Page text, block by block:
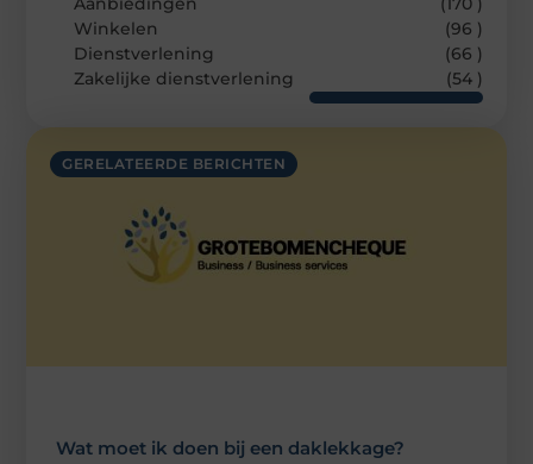
GERELATEERDE BERICHTEN
Wat moet ik doen bij een daklekkage?
Winkelen
(96 )
Dienstverlening
(66 )
Zakelijke dienstverlening
(54 )